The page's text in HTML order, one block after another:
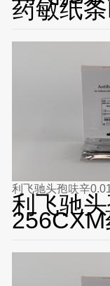
药敏纸
利飞驰头孢呋辛
利飞驰